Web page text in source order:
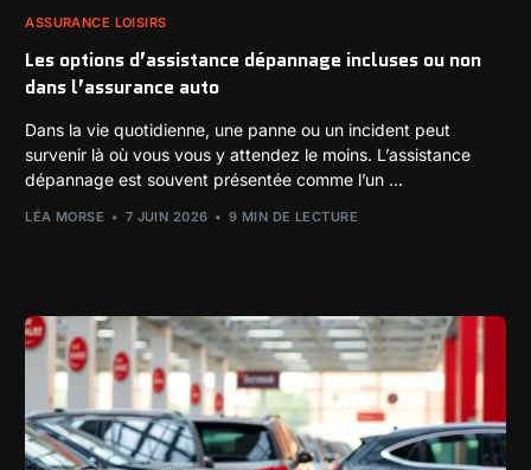
ASSURANCE LOISIRS
Les options d’assistance dépannage incluses ou non
dans l’assurance auto
Dans la vie quotidienne, une panne ou un incident peut
survenir là où vous vous y attendez le moins. L’assistance
dépannage est souvent présentée comme l’un ...
LÉA MORSE 7 JUIN 2026 9 MIN DE LECTURE